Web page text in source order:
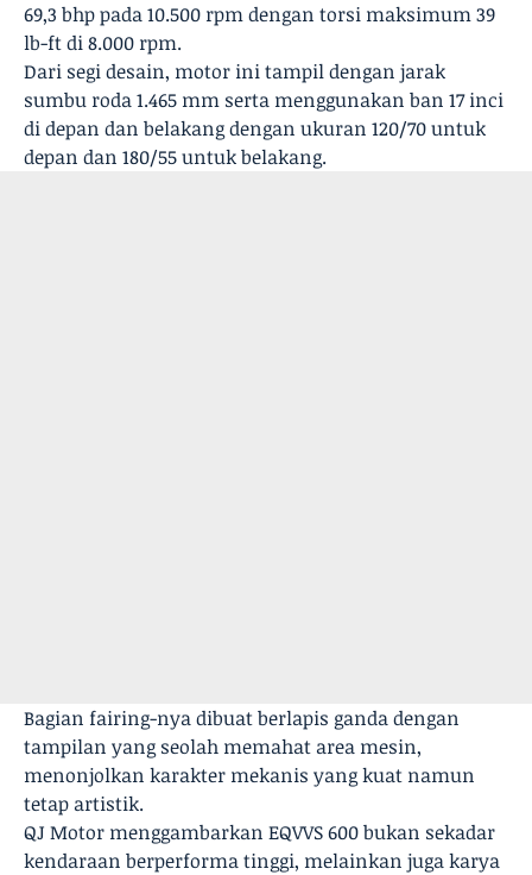
69,3 bhp pada 10.500 rpm dengan torsi maksimum 39
lb-ft di 8.000 rpm.
Dari segi desain, motor ini tampil dengan jarak
sumbu roda 1.465 mm serta menggunakan ban 17 inci
di depan dan belakang dengan ukuran 120/70 untuk
depan dan 180/55 untuk belakang.
Bagian fairing-nya dibuat berlapis ganda dengan
tampilan yang seolah memahat area mesin,
menonjolkan karakter mekanis yang kuat namun
tetap artistik.
QJ Motor menggambarkan EQVVS 600 bukan sekadar
kendaraan berperforma tinggi, melainkan juga karya